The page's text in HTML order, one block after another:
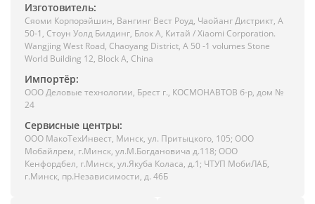
Изготовитель:
Сяоми Корпорэйшин, Вангинг Вест Роуд, Чаойанг Дистрикт, А
50-1, Стоун Уолд Билдинг, Блок А, Китай / Xiaomi Corporation.
Wangjing West Road, Chaoyang District, A 50 -1 volumes Stone
World Building 12, Block A, China
Импортёр:
ООО Деловые технологии, Брест г., КОСМОНАВТОВ б-р, дом №
24
Сервисные центры:
ООО МакоТехИнвест, Минск, ул. Притыцкого, 105; ООО
Мобайлрем, г.Минск, ул.М.Богдановича д.118; ООО
Кенфордбел, г.Минск, ул.Якуба Коласа, д.1; ЧТУП МобиЛАБ,
г.Минск, пр.Независимости, д. 46Б